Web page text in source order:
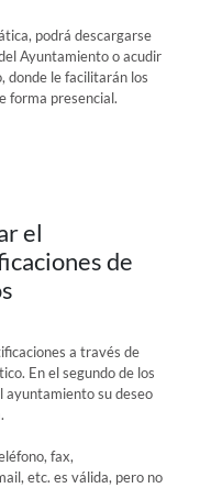
podrá descargarse
Ayuntamiento o acudir
donde le facilitarán los
forma presencial.
el
de
a través de
En el segundo de los
ayuntamiento su deseo
fax,
etc. es válida, pero no